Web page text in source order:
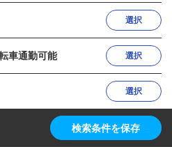
選択
車通勤可能 選択
選択
検索条件を保存